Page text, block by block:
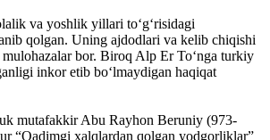
va yoshlik yillari to‘g‘risidagi
qolgan. Uning ajdodlari va kelib chiqishi
mulohazalar bor. Biroq Alp Er To‘nga turkiy
inkor etib bo‘lmaydigan haqiqat
mutafakkir Abu Rayhon Beruniy (973-
“Qadimgi xalqlardan qolgan yodgorliklar”